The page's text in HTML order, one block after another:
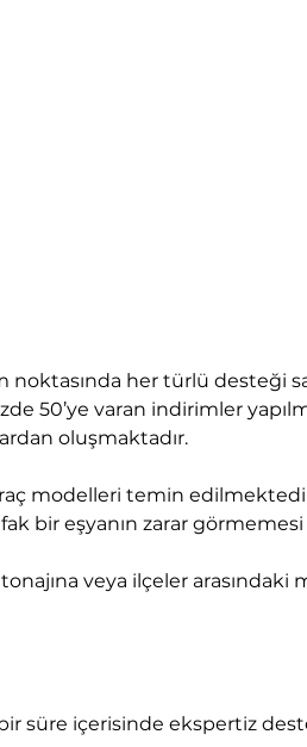
noktasında her türlü desteği
50’ye varan indirimler
oluşmaktadır.
modelleri temin
bir eşyanın zarar
veya ilçeler arasındaki
süre içerisinde ekspertiz